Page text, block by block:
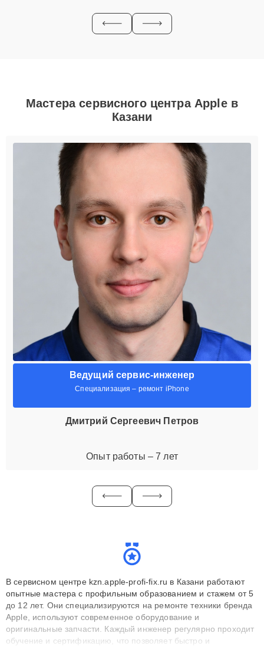
Мастера сервисного центра Apple в
Казани
Ведущий сервис-инженер
Специализация – ремонт iPhone
Дмитрий Сергеевич Петров
Опыт работы – 7 лет
В сервисном центре kzn.apple-profi-fix.ru в Казани работают
опытные мастера с профильным образованием и стажем от 5
до 12 лет. Они специализируются на ремонте техники бренда
Apple, используют современное оборудование и
оригинальные запчасти. Каждый инженер регулярно проходит
обучение и сертификацию, что позволяет быстро и